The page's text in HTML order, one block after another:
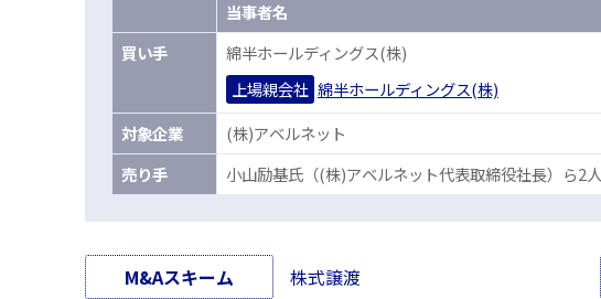
当事者名
買い手
綿半ホールディングス(株)
上場親会社 綿半ホールディングス(株)
対象企業 (株)アベルネット
売り手 小山励基氏（(株)アベルネット代表取締役社長）ら2人
M&Aスキーム 株式譲渡